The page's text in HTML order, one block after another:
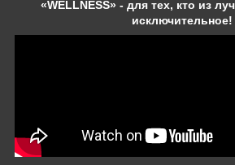
«WELLNESS» - для тех, кто из
исключительное!